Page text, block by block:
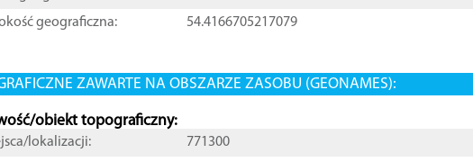
geograficzna:
54.4166705217079
ZAWARTE NA OBSZARZE ZASOBU (GEONAMES):
obiekt topograficzny:
lokalizacji:
771300